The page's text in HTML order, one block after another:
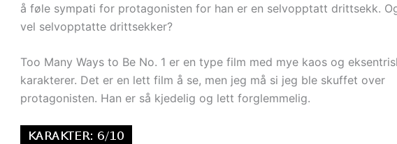
å føle sympati for protagonisten for han er en selvopptatt drittsekk.
vel selvopptatte drittsekker?
Too Many Ways to Be No. 1 er en type film med mye kaos og
karakterer. Det er en lett film å se, men jeg må si jeg ble skuffet over
protagonisten. Han er så kjedelig og lett forglemmelig.